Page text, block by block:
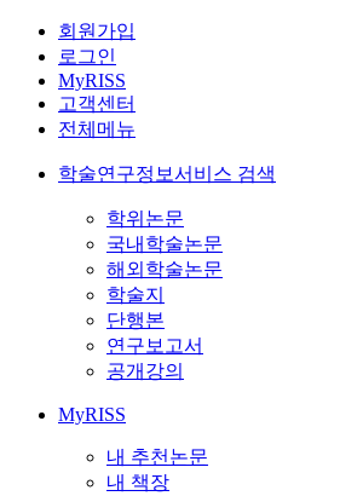
회원가입
로그인
MyRISS
고객센터
전체메뉴
학술연구정보서비스 검색
학위논문
국내학술논문
해외학술논문
학술지
단행본
연구보고서
공개강의
MyRISS
내 추천논문
내 책장